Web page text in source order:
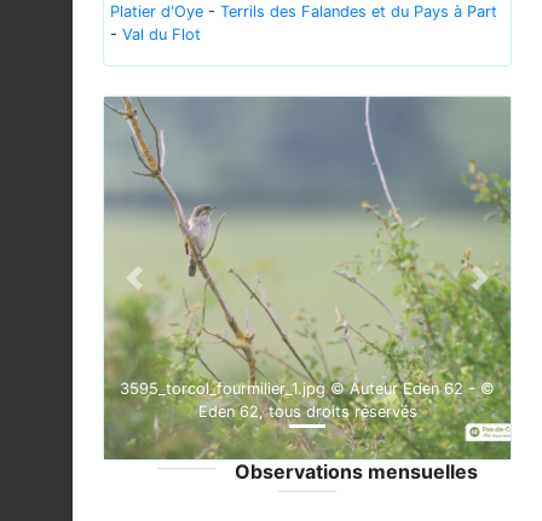
Platier d'Oye - Terrils des Falandes et du Pays à Part
- Val du Flot
3595_torcol_fourmilier_1.jpg © Auteur Eden 62 - ©
Eden 62, tous droits réservés
Previous Next
Observations mensuelles